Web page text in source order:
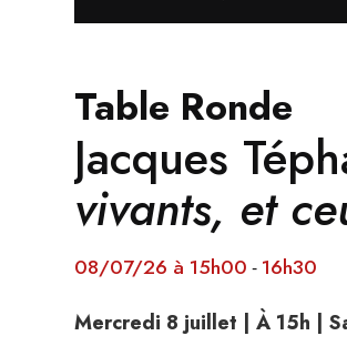
Table Ronde
Jacques
vivants, et
08/07/26 à 15h00 - 16h30
Mercredi 8 juillet | À 15h |